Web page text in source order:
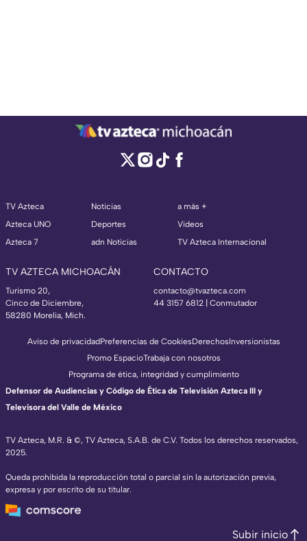
TV Azteca
Azteca UNO
Azteca 7
Noticias
Deportes
adn Noticias
a más +
Videos
TV Azteca Internacional
TV AZTECA MICHOACÁN
Turismo 20,
Cinco de Diciembre,
58280 Morelia, Mich.
CONTACTO
contacto@tvazteca.com
44 3157 6812 | Conmutador
TV Azteca, M.R. & ©, TV Azteca, S.A.B. de C.V. Todos los derechos reservados,
2025.
Queda prohibida la reproducción total o parcial sin la autorización previa,
expresa y por escrito de su titular.
Aviso de privacidadPreferencias de CookiesDerechosInversionistas
Promo EspacioTrabaja con nosotros
Programa de ética, integridad y cumplimiento
Defensor de Audiencias y Código de Ética de Televisión Azteca III y
Televisora del Valle de México
Subir inicio